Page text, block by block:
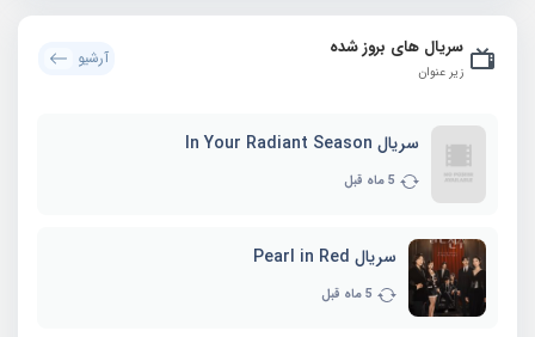
سریال های بروز شده
زیر عنوان
آرشیو
سریال In Your Radiant Season
5 ماه قبل
سریال Pearl in Red
5 ماه قبل